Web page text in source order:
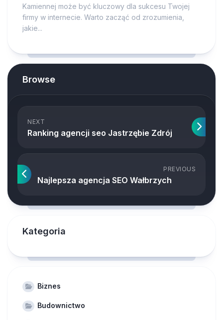
Kamiennej może być kluczowy dla sukcesu Twojej
firmy w internecie. Warto zacząć od zrozumienia,
jakie...
Browse
NEXT
Ranking agencji seo Jastrzębie Zdrój
PREVIOUS
Najlepsza agencja SEO Wałbrzych
Kategoria
Biznes
Budownictwo